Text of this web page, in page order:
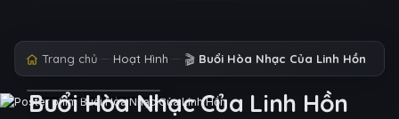
Trang chủ Hoạt Hình 🎬 Buổi Hòa Nhạc Của Linh Hồn
Buổi Hòa Nhạc Của Linh Hồn